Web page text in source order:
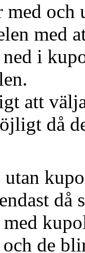
och
med
i
att
då
då
de